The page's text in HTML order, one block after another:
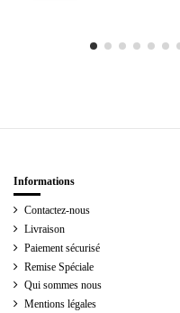
Informations
Contactez-nous
Livraison
Paiement sécurisé
Remise Spéciale
Qui sommes nous
Mentions légales